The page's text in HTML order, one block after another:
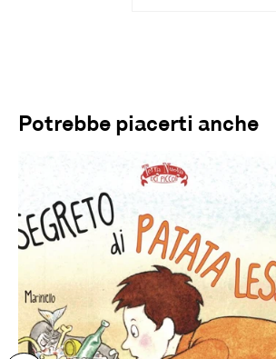
Potrebbe piacerti anche